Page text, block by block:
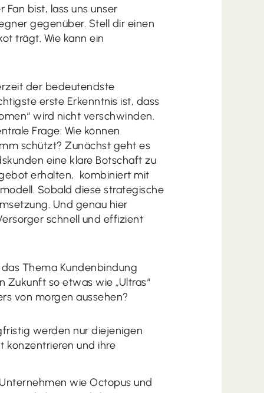
bist, lass uns unser
gegenüber. Stell dir einen
trägt. Wie kann ein
der bedeutendste
erste Erkenntnis ist, dass
wird nicht verschwinden.
Frage: Wie können
schützt? Zunächst geht es
eine klare Botschaft zu
erhalten, kombiniert mit
Sobald diese strategische
Und genau hier
schnell und effizient
Thema Kundenbindung
so etwas wie „Ultras“
von morgen aussehen?
werden nur diejenigen
konzentrieren und ihre
wie Octopus und